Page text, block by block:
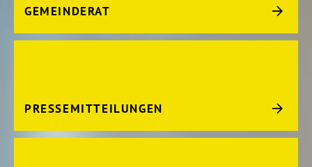
GEMEINDERAT
PRESSEMITTEILUNGEN